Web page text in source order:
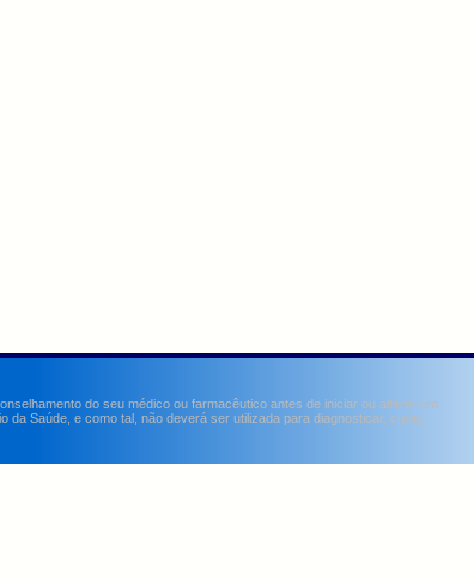
do seu médico ou farmacêutico antes de iniciar ou alterar um
Saúde, e como tal, não deverá ser utilizada para diagnosticar, curar,